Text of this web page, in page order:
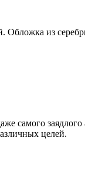
Обложка из
самого заядлого
целей.